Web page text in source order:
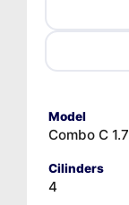
Model
Combo C
Cilinders
4